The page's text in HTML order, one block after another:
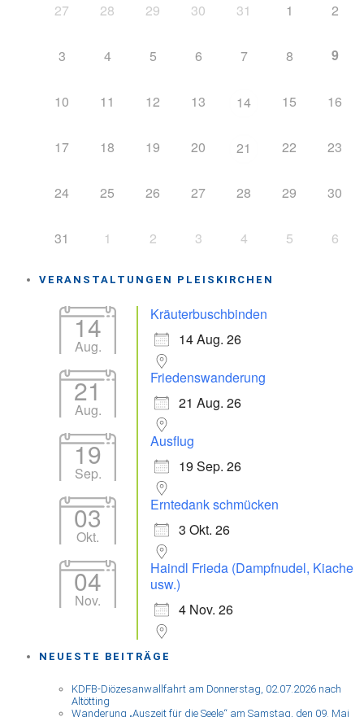
27
28 29 30 31 1 2
3 4 5 6 7 8 9
10 11 12 13 14 15 16
17 18 19 20 21 22 23
24 25 26 27 28 29 30
31 1 2 3 4 5 6
VERANSTALTUNGEN PLEISKIRCHEN
14
Aug.
Kräuterbuschbinden
14 Aug. 26
21
Aug.
Friedenswanderung
21 Aug. 26
19
Sep.
Ausflug
19 Sep. 26
03
Okt.
Erntedank schmücken
3 Okt. 26
04
Nov.
Haindl Frieda (Dampfnudel, Kiache
usw.)
4 Nov. 26
NEUESTE BEITRÄGE
KDFB-Diözesanwallfahrt am Donnerstag, 02.07.2026 nach
Altötting
Wanderung „Auszeit für die Seele“ am Samstag, den 09. Mai